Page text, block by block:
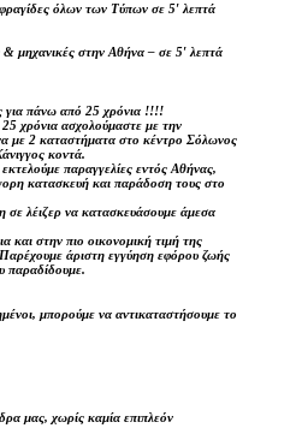
όλων των Τύπων σε 5′ λεπτά
μηχανικές στην Αθήνα – σε 5′ λεπτά
για πάνω από 25 χρόνια !!!!
χρόνια ασχολούμαστε με την
με 2 καταστήματα στο κέντρο Σόλωνος
κοντά.
παραγγελίες εντός Αθήνας,
κατασκευή και παράδοση τους στο
σε λέιζερ να κατασκευάσουμε άμεσα
και στην πιο οικονομική τιμή της
άριστη εγγύηση εφόρου ζωής
παραδίδουμε.
μπορούμε να αντικαταστήσουμε το
μας, χωρίς καμία επιπλεόν